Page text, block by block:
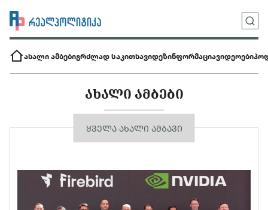
ახალი ამბებიგრძლად საკითხავიდეზინფორმაციავიდეოები
ᲐᲮᲐᲚᲘ ᲐᲛᲑᲔᲑᲘ
ᲧᲕᲔᲚᲐ ᲐᲮᲐᲚᲘ ᲐᲛᲑᲐᲕᲘ